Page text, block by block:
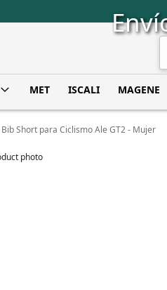
MET ISCALI MAGENE
Bib Short para Ciclismo Ale GT2 - Mujer